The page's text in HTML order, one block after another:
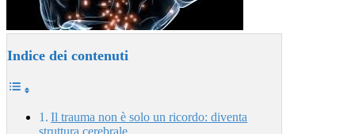
Indice dei contenuti
Il trauma non è solo un ricordo: diventa
struttura cerebrale